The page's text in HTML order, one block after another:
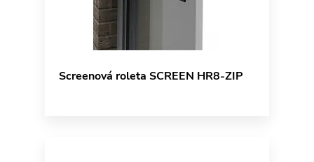
Screenová roleta SCREEN HR8-ZIP